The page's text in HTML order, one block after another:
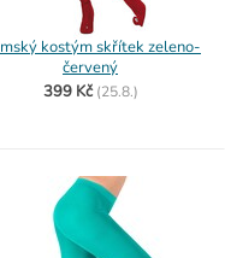
kostým skřítek zeleno-
červený
399 Kč (25.8.)